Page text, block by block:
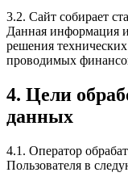
3.2. Сайт собирает
Данная информация
решения
проводимых
4. Цели
данных
4.1. Оператор
Пользователя в